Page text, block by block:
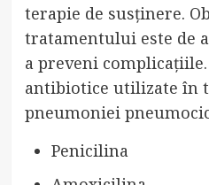
terapie de susținere.
tratamentului este de
a preveni
antibiotice utilizate în
pneumoniei
Penicilina